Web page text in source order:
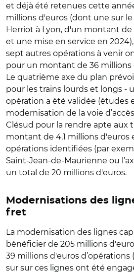
et déjà été retenues cette
millions d'euros (dont une sur
Herriot à Lyon, d'un montant de
et une mise en service en
sept autres opérations à venir
pour un montant de 36 millions
Le quatrième axe du plan
pour les trains lourds et longs -
opération a été validée (études
modernisation de la voie d’accès
Clésud pour la rendre apte aux
montant de 4,1 millions d'euros
opérations identifiées (par
Saint-Jean-de-Maurienne ou
un total de 20 millions d'euros.
Modernisations des
fret
La modernisation des lignes
bénéficier de 205 millions
39 millions d'euros
sur sur ces lignes ont été